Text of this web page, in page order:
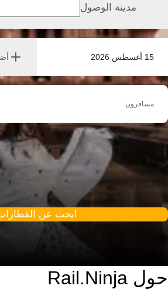
15 أغسطس 2026
مدينة الوصول
مسافرون
ابحث عن
حول Rail.Ninja